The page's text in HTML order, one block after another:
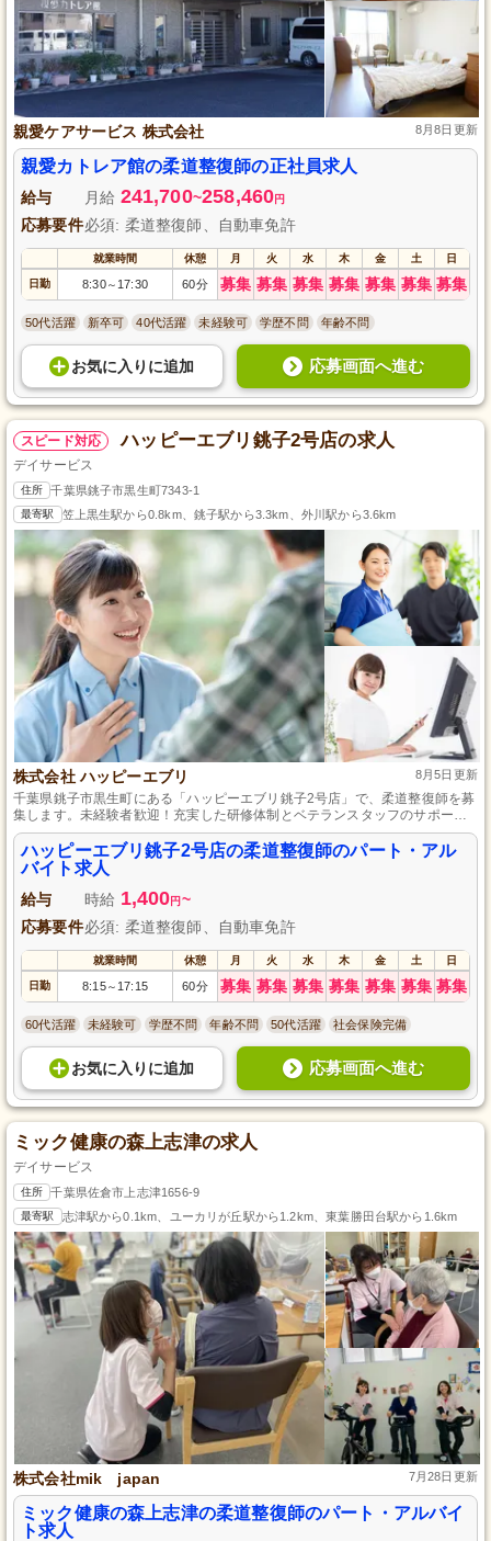
親愛ケアサービス 株式会社 8月8日更新
親愛カトレア館の柔道整復師の正社員求人
給与 月給 241,700~258,460円
応募要件必須: 柔道整復師、自動車免許
就業時間 休憩 月 火 水 木 金 土 日
日勤 8:30～ 17:30 60分 募集 募集 募集 募集 募集 募集 募集
50代活躍 新卒可 40代活躍 未経験可 学歴不問 年齢不問
お気に入り に追加 応募画面へ進む
スピード対応 ハッピーエブリ銚子2号店の求人
デイサービス
住所 千葉県銚子市黒生町7343-1
最寄駅 笠上黒生駅から0.8km、銚子駅から3.3km、外川駅から3.6km
株式会社 ハッピーエブリ 8月5日更新
千葉県銚子市黒生町にある「ハッピーエブリ銚子2号店」で、柔道整復師を募
集します。未経験者歓迎！充実した研修体制とベテランスタッフのサポート
で、あなたの成長をバックアップします。フレキシブルな勤務体系でライフ
スタイルに合わせた働き方が可能。地域に根差したデイサービス施設で、利
用者様の健康をサポートしながら、プロフェッショナルなキャリアを築きま
せんか？
ハッピーエブリ銚子2号店の柔道整復師のパート・アル
バイト求人
給与 時給 1,400円 ~
応募要件必須: 柔道整復師、自動車免許
就業時間 休憩 月 火 水 木 金 土 日
日勤 8:15～ 17:15 60分 募集 募集 募集 募集 募集 募集 募集
60代活躍 未経験可 学歴不問 年齢不問 50代活躍 社会保険完備
お気に入り に追加 応募画面へ進む
ミック健康の森上志津の求人
デイサービス
住所 千葉県佐倉市上志津1656-9
最寄駅 志津駅から0.1km、ユーカリが丘駅から1.2km、東葉勝田台駅から1.6km
株式会社mik japan 7月28日更新
ミック健康の森上志津の柔道整復師のパート・アルバイ
ト求人